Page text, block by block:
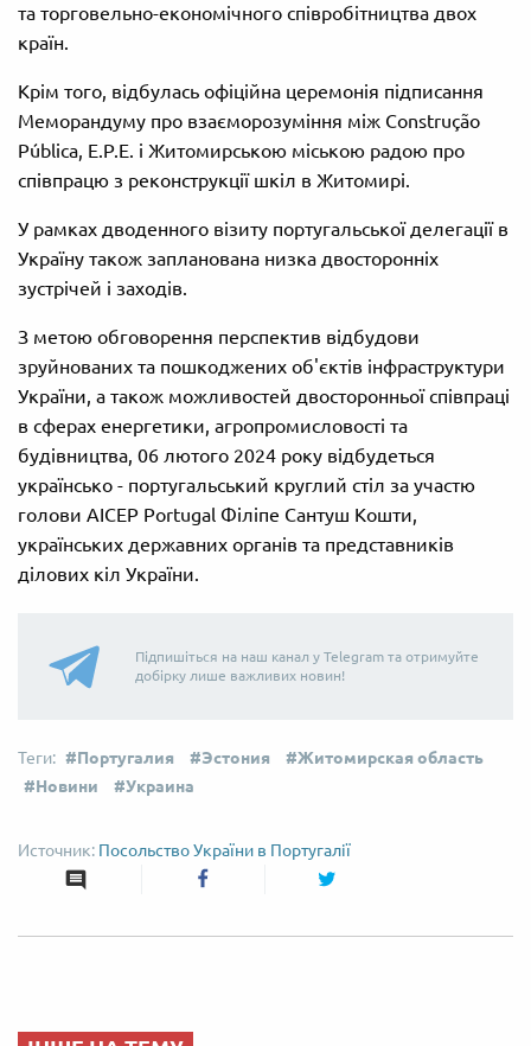
та торговельно-економічного співробітництва двох
країн.
Крім того, відбулась офіційна церемонія підписання
Меморандуму про взаєморозуміння між Construção
Pública, E.P.E. і Житомирською міською радою про
співпрацю з реконструкції шкіл в Житомирі.
У рамках дводенного візиту португальської делегації в
Україну також запланована низка двосторонніх
зустрічей і заходів.
З метою обговорення перспектив відбудови
зруйнованих та пошкоджених об'єктів інфраструктури
України, а також можливостей двосторонньої співпраці
в сферах енергетики, агропромисловості та
будівництва, 06 лютого 2024 року відбудеться
українсько - португальський круглий стіл за участю
голови AICEP Portugal Філіпе Сантуш Кошти,
українських державних органів та представників
ділових кіл України.
Підпишіться на наш канал у Telegram та отримуйте
добірку лише важливих новин!
Португалия Эстония
Житомирская область
Новини
Украина
Посольство України в Португалії